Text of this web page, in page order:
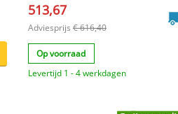
513,67
Adviesprijs € 616,40
Op voorraad
Levertijd 1 - 4 werkdagen